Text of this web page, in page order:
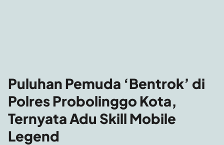
Puluhan Pemuda ‘Bentrok’ di
Polres Probolinggo Kota,
Ternyata Adu Skill Mobile
Legend